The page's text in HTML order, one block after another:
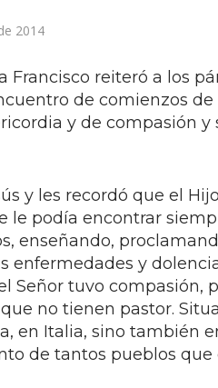
2014
Francisco reiteró a los
de comienzos de
y de compasión y
y les recordó que el
le podía encontrar
enseñando,
enfermedades y
Señor tuvo compasión,
no tienen pastor.
en Italia, sino también
de tantos pueblos que